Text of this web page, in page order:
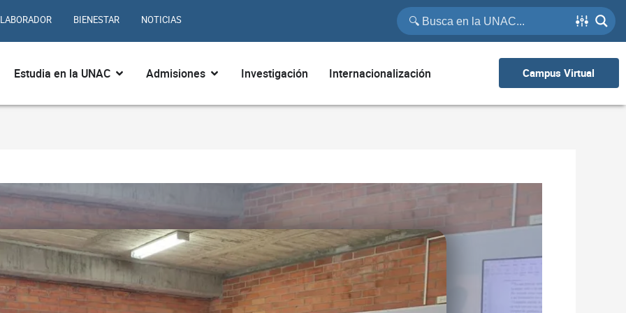
BIENESTAR NOTICIAS
¿Quiénes somos?
Estudia en la UNAC Abrir Estudia en la UNAC
Admisiones Abrir Admisiones
Investigación Internacionalización Campus Virtual